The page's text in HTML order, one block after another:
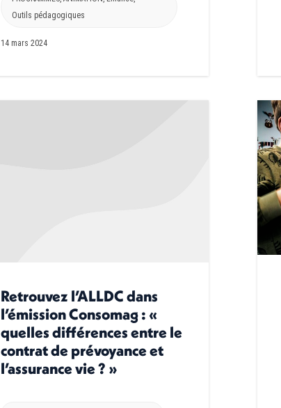
Outils pédagogiques
14 mars 2024
Retrouvez l’ALLDC dans
l’émission Consomag : «
quelles différences entre le
contrat de prévoyance et
l’assurance vie ? »